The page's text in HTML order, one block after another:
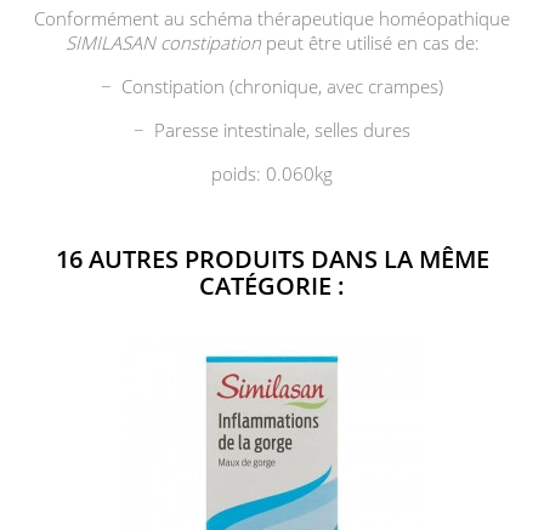
Conformément au schéma thérapeutique homéopathique
SIMILASAN constipation peut être utilisé en cas de:
− Constipation (chronique, avec crampes)
− Paresse intestinale, selles dures
poids: 0.060kg
16 AUTRES PRODUITS DANS LA MÊME
CATÉGORIE :